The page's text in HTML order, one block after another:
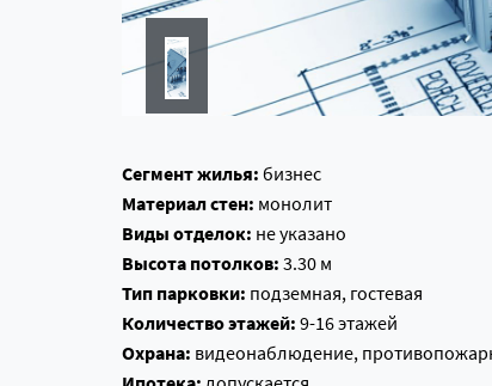
Сегмент жилья: бизнес
Материал стен: монолит
Виды отделок: не указано
Высота потолков: 3.30 м
Тип парковки: подземная, гостевая
Количество этажей: 9-16 этажей
Охрана: видеонаблюдение,